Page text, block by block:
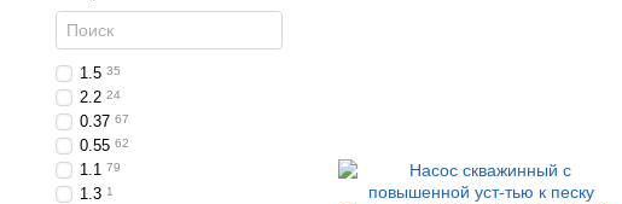
1.5 35
2.2 24
0.37 67
0.55 62
1.1 79
1.3 1